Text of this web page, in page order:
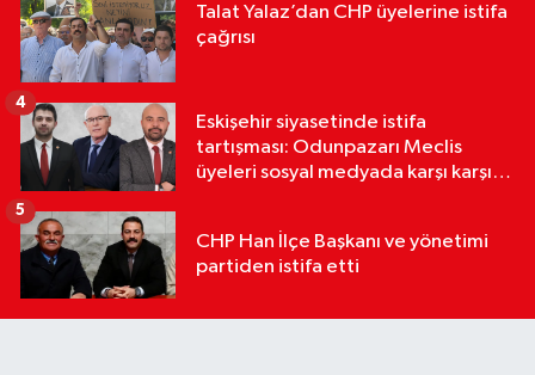
Talat Yalaz’dan CHP üyelerine istifa
çağrısı
Eskişehir siyasetinde istifa
tartışması: Odunpazarı Meclis
üyeleri sosyal medyada karşı karşıya
4
CHP Han İlçe Başkanı ve yönetimi
partiden istifa etti
5